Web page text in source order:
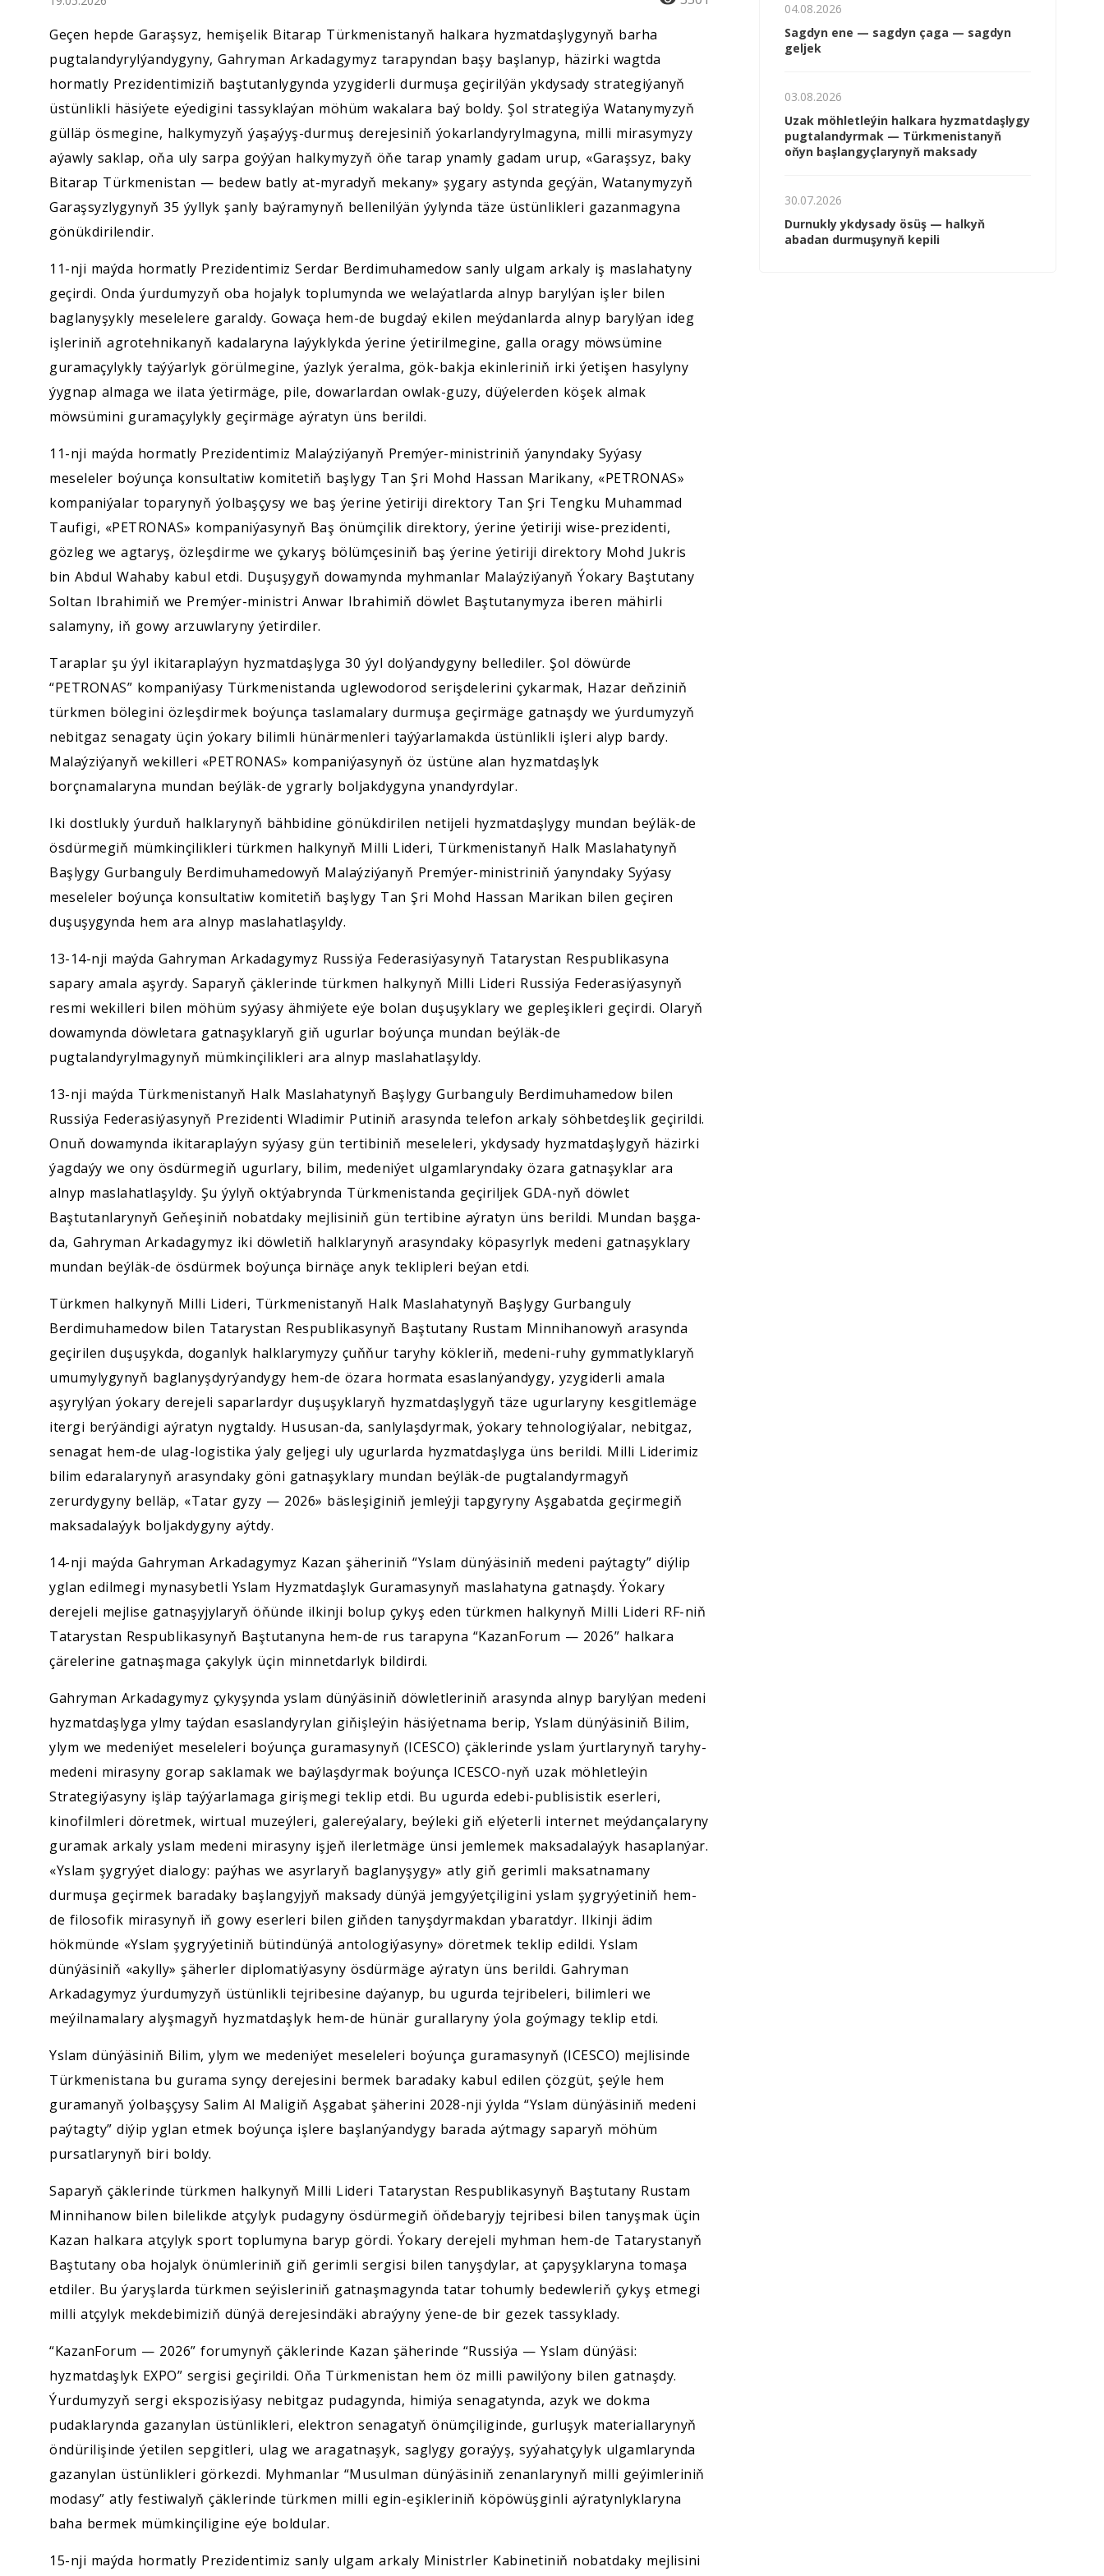
Jemgyýet
Ylym
Sport
Geçen hepde Garaşsyz, hemişelik Bitarap Türkmenistanyň halkara hyzmatdaşlygynyň barha
pugtalandyrylýandygyny, Gahryman Arkadagymyz tarapyndan başy başlanyp, häzirki wagtda
hormatly Prezidentimiziň baştutanlygynda yzygiderli durmuşa geçirilýän ykdysady strategiýanyň
üstünlikli häsiýete eýedigini tassyklaýan möhüm wakalara baý boldy. Şol strategiýa Watanymyzyň
gülläp ösmegine, halkymyzyň ýaşaýyş-durmuş derejesiniň ýokarlandyrylmagyna, milli mirasymyzy
aýawly saklap, oňa uly sarpa goýýan halkymyzyň öňe tarap ynamly gadam urup, «Garaşsyz, baky
Bitarap Türkmenistan — bedew batly at-myradyň mekany» şygary astynda geçýän, Watanymyzyň
Garaşsyzlygynyň 35 ýyllyk şanly baýramynyň bellenilýän ýylynda täze üstünlikleri gazanmagyna
gönükdirilendir.
11-nji maýda hormatly Prezidentimiz Serdar Berdimuhamedow sanly ulgam arkaly iş maslahatyny
geçirdi. Onda ýurdumyzyň oba hojalyk toplumynda we welaýatlarda alnyp barylýan işler bilen
baglanyşykly meselelere garaldy. Gowaça hem-de bugdaý ekilen meýdanlarda alnyp barylýan ideg
işleriniň agrotehnikanyň kadalaryna laýyklykda ýerine ýetirilmegine, galla oragy möwsümine
guramaçylykly taýýarlyk görülmegine, ýazlyk ýeralma, gök-bakja ekinleriniň irki ýetişen hasylyny
ýygnap almaga we ilata ýetirmäge, pile, dowarlardan owlak-guzy, düýelerden köşek almak
möwsümini guramaçylykly geçirmäge aýratyn üns berildi.
11-nji maýda hormatly Prezidentimiz Malaýziýanyň Premýer-ministriniň ýanyndaky Syýasy
meseleler boýunça konsultatiw komitetiň başlygy Tan Şri Mohd Hassan Marikany, «PETRONAS»
kompaniýalar toparynyň ýolbaşçysy we baş ýerine ýetiriji direktory Tan Şri Tengku Muhammad
Taufigi, «PETRONAS» kompaniýasynyň Baş önümçilik direktory, ýerine ýetiriji wise-prezidenti,
gözleg we agtaryş, özleşdirme we çykaryş bölümçesiniň baş ýerine ýetiriji direktory Mohd Jukris
bin Abdul Wahaby kabul etdi. Duşuşygyň dowamynda myhmanlar Malaýziýanyň Ýokary Baştutany
Soltan Ibrahimiň we Premýer-ministri Anwar Ibrahimiň döwlet Baştutanymyza iberen mähirli
salamyny, iň gowy arzuwlaryny ýetirdiler.
Taraplar şu ýyl ikitaraplaýyn hyzmatdaşlyga 30 ýyl dolýandygyny bellediler. Şol döwürde
“PETRONAS” kompaniýasy Türkmenistanda uglewodorod serişdelerini çykarmak, Hazar deňziniň
türkmen bölegini özleşdirmek boýunça taslamalary durmuşa geçirmäge gatnaşdy we ýurdumyzyň
nebitgaz senagaty üçin ýokary bilimli hünärmenleri taýýarlamakda üstünlikli işleri alyp bardy.
Malaýziýanyň wekilleri «PETRONAS» kompaniýasynyň öz üstüne alan hyzmatdaşlyk
borçnamalaryna mundan beýläk-de ygrarly boljakdygyna ynandyrdylar.
Iki dostlukly ýurduň halklarynyň bähbidine gönükdirilen netijeli hyzmatdaşlygy mundan beýläk-de
ösdürmegiň mümkinçilikleri türkmen halkynyň Milli Lideri, Türkmenistanyň Halk Maslahatynyň
Başlygy Gurbanguly Berdimuhamedowyň Malaýziýanyň Premýer-ministriniň ýanyndaky Syýasy
meseleler boýunça konsultatiw komitetiň başlygy Tan Şri Mohd Hassan Marikan bilen geçiren
duşuşygynda hem ara alnyp maslahatlaşyldy.
13-14-nji maýda Gahryman Arkadagymyz Russiýa Federasiýasynyň Tatarystan Respublikasyna
sapary amala aşyrdy. Saparyň çäklerinde türkmen halkynyň Milli Lideri Russiýa Federasiýasynyň
resmi wekilleri bilen möhüm syýasy ähmiýete eýe bolan duşuşyklary we gepleşikleri geçirdi. Olaryň
dowamynda döwletara gatnaşyklaryň giň ugurlar boýunça mundan beýläk-de
pugtalandyrylmagynyň mümkinçilikleri ara alnyp maslahatlaşyldy.
13-nji maýda Türkmenistanyň Halk Maslahatynyň Başlygy Gurbanguly Berdimuhamedow bilen
Russiýa Federasiýasynyň Prezidenti Wladimir Putiniň arasynda telefon arkaly söhbetdeşlik geçirildi.
Onuň dowamynda ikitaraplaýyn syýasy gün tertibiniň meseleleri, ykdysady hyzmatdaşlygyň häzirki
ýagdaýy we ony ösdürmegiň ugurlary, bilim, medeniýet ulgamlaryndaky özara gatnaşyklar ara
alnyp maslahatlaşyldy. Şu ýylyň oktýabrynda Türkmenistanda geçiriljek GDA-nyň döwlet
Baştutanlarynyň Geňeşiniň nobatdaky mejlisiniň gün tertibine aýratyn üns berildi. Mundan başga-
da, Gahryman Arkadagymyz iki döwletiň halklarynyň arasyndaky köpasyrlyk medeni gatnaşyklary
mundan beýläk-de ösdürmek boýunça birnäçe anyk teklipleri beýan etdi.
Türkmen halkynyň Milli Lideri, Türkmenistanyň Halk Maslahatynyň Başlygy Gurbanguly
Berdimuhamedow bilen Tatarystan Respublikasynyň Baştutany Rustam Minnihanowyň arasynda
geçirilen duşuşykda, doganlyk halklarymyzy çuňňur taryhy kökleriň, medeni-ruhy gymmatlyklaryň
umumylygynyň baglanyşdyrýandygy hem-de özara hormata esaslanýandygy, yzygiderli amala
aşyrylýan ýokary derejeli saparlardyr duşuşyklaryň hyzmatdaşlygyň täze ugurlaryny kesgitlemäge
itergi berýändigi aýratyn nygtaldy. Hususan-da, sanlylaşdyrmak, ýokary tehnologiýalar, nebitgaz,
senagat hem-de ulag-logistika ýaly geljegi uly ugurlarda hyzmatdaşlyga üns berildi. Milli Liderimiz
bilim edaralarynyň arasyndaky göni gatnaşyklary mundan beýläk-de pugtalandyrmagyň
zerurdygyny belläp, «Tatar gyzy — 2026» bäsleşiginiň jemleýji tapgyryny Aşgabatda geçirmegiň
maksadalaýyk boljakdygyny aýtdy.
14-nji maýda Gahryman Arkadagymyz Kazan şäheriniň “Yslam dünýäsiniň medeni paýtagty” diýlip
yglan edilmegi mynasybetli Yslam Hyzmatdaşlyk Guramasynyň maslahatyna gatnaşdy. Ýokary
derejeli mejlise gatnaşyjylaryň öňünde ilkinji bolup çykyş eden türkmen halkynyň Milli Lideri RF-niň
Tatarystan Respublikasynyň Baştutanyna hem-de rus tarapyna “KazanForum — 2026” halkara
çärelerine gatnaşmaga çakylyk üçin minnetdarlyk bildirdi.
Gahryman Arkadagymyz çykyşynda yslam dünýäsiniň döwletleriniň arasynda alnyp barylýan medeni
hyzmatdaşlyga ylmy taýdan esaslandyrylan giňişleýin häsiýetnama berip, Yslam dünýäsiniň Bilim,
ylym we medeniýet meseleleri boýunça guramasynyň (ICESCO) çäklerinde yslam ýurtlarynyň taryhy-
medeni mirasyny gorap saklamak we baýlaşdyrmak boýunça ICESCO-nyň uzak möhletleýin
Strategiýasyny işläp taýýarlamaga girişmegi teklip etdi. Bu ugurda edebi-publisistik eserleri,
kinofilmleri döretmek, wirtual muzeýleri, galereýalary, beýleki giň elýeterli internet meýdançalaryny
guramak arkaly yslam medeni mirasyny işjeň ilerletmäge ünsi jemlemek maksadalaýyk hasaplanýar.
«Yslam şygryýet dialogy: paýhas we asyrlaryň baglanyşygy» atly giň gerimli maksatnamany
durmuşa geçirmek baradaky başlangyjyň maksady dünýä jemgyýetçiligini yslam şygryýetiniň hem-
de filosofik mirasynyň iň gowy eserleri bilen giňden tanyşdyrmakdan ybaratdyr. Ilkinji ädim
hökmünde «Yslam şygryýetiniň bütindünýä antologiýasyny» döretmek teklip edildi. Yslam
dünýäsiniň «akylly» şäherler diplomatiýasyny ösdürmäge aýratyn üns berildi. Gahryman
Arkadagymyz ýurdumyzyň üstünlikli tejribesine daýanyp, bu ugurda tejribeleri, bilimleri we
meýilnamalary alyşmagyň hyzmatdaşlyk hem-de hünär gurallaryny ýola goýmagy teklip etdi.
Yslam dünýäsiniň Bilim, ylym we medeniýet meseleleri boýunça guramasynyň (ICESCO) mejlisinde
Türkmenistana bu gurama synçy derejesini bermek baradaky kabul edilen çözgüt, şeýle hem
guramanyň ýolbaşçysy Salim Al Maligiň Aşgabat şäherini 2028-nji ýylda “Yslam dünýäsiniň medeni
paýtagty” diýip yglan etmek boýunça işlere başlanýandygy barada aýtmagy saparyň möhüm
pursatlarynyň biri boldy.
Saparyň çäklerinde türkmen halkynyň Milli Lideri Tatarystan Respublikasynyň Baştutany Rustam
Minnihanow bilen bilelikde atçylyk pudagyny ösdürmegiň öňdebaryjy tejribesi bilen tanyşmak üçin
Kazan halkara atçylyk sport toplumyna baryp gördi. Ýokary derejeli myhman hem-de Tatarystanyň
Baştutany oba hojalyk önümleriniň giň gerimli sergisi bilen tanyşdylar, at çapyşyklaryna tomaşa
etdiler. Bu ýaryşlarda türkmen seýisleriniň gatnaşmagynda tatar tohumly bedewleriň çykyş etmegi
milli atçylyk mekdebimiziň dünýä derejesindäki abraýyny ýene-de bir gezek tassyklady.
“KazanForum — 2026” forumynyň çäklerinde Kazan şäherinde “Russiýa — Yslam dünýäsi:
hyzmatdaşlyk EXPO” sergisi geçirildi. Oňa Türkmenistan hem öz milli pawilýony bilen gatnaşdy.
Ýurdumyzyň sergi ekspozisiýasy nebitgaz pudagynda, himiýa senagatynda, azyk we dokma
pudaklarynda gazanylan üstünlikleri, elektron senagatyň önümçiliginde, gurluşyk materiallarynyň
öndürilişinde ýetilen sepgitleri, ulag we aragatnaşyk, saglygy goraýyş, syýahatçylyk ulgamlarynda
gazanylan üstünlikleri görkezdi. Myhmanlar “Musulman dünýäsiniň zenanlarynyň milli geýimleriniň
modasy” atly festiwalyň çäklerinde türkmen milli egin-eşikleriniň köpöwüşginli aýratynlyklaryna
baha bermek mümkinçiligine eýe boldular.
15-nji maýda hormatly Prezidentimiz sanly ulgam arkaly Ministrler Kabinetiniň nobatdaky mejlisini
04.08.2026
Sagdyn ene — sagdyn çaga — sagdyn
geljek
03.08.2026
Uzak möhletleýin halkara hyzmatdaşlygy
pugtalandyrmak — Türkmenistanyň
oňyn başlangyçlarynyň maksady
30.07.2026
Durnukly ykdysady ösüş — halkyň
abadan durmuşynyň kepili